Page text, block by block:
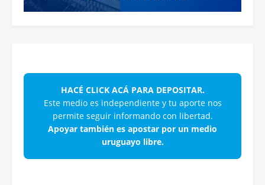
HACÉ CLICK ACÁ PARA DEPOSITAR.
Este medio es independiente y tu aporte nos
permite seguir informando con libertad.
Apoyar también es apostar por un medio
uruguayo libre.